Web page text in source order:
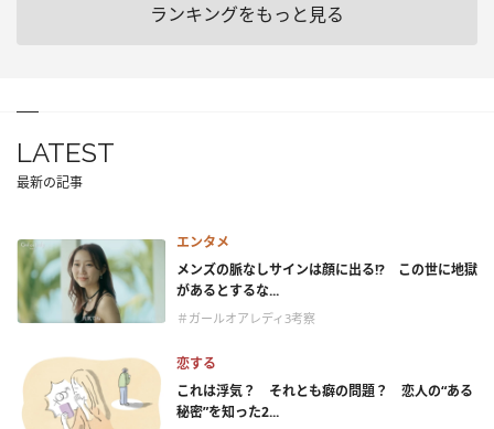
ランキングをもっと見る
LATEST
最新の記事
エンタメ
メンズの脈なしサインは顔に出る!? この世に地獄
があるとするな...
＃ガールオアレディ3考察
恋する
これは浮気？ それとも癖の問題？ 恋人の“ある
秘密”を知った2...